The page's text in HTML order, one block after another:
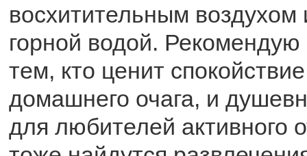
восхитительным
горной водой. Рекомендую
тем, кто ценит
домашнего очага, и
для любителей активного